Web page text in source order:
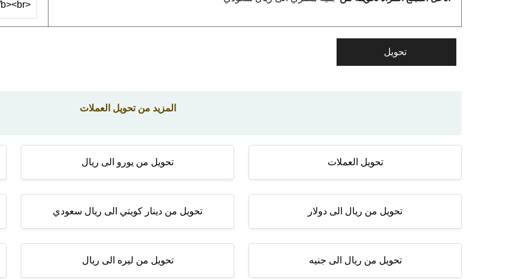
المزيد من تحويل العملات
تحويل العملات تحويل من يورو الى ريال
تحويل من ريال الى دولار تحويل من دينار كويتي الى ريال سعودي
تحويل من ريال الى جنيه تحويل من ليره الى ريال